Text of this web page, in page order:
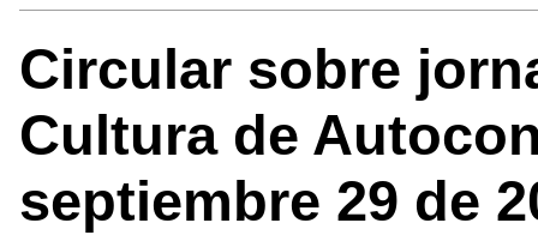
Circular sobre
Cultura de
septiembre 29 de